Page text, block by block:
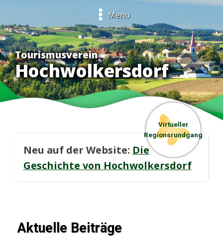
Menu
Tourismusverein
Hochwolkersdorf
Neu auf der Website: Die
Geschichte von Hochwolkersdorf
Aktuelle Beiträge
Virtueller
Regionsrundgang